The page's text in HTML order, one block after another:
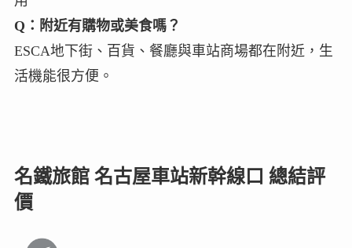
Q：附近有購物或美食嗎？
ESCA地下街、百貨、餐廳與車站商場都在附近，生
活機能很方便。
名鐵旅館 名古屋車站新幹線口 總結評
價